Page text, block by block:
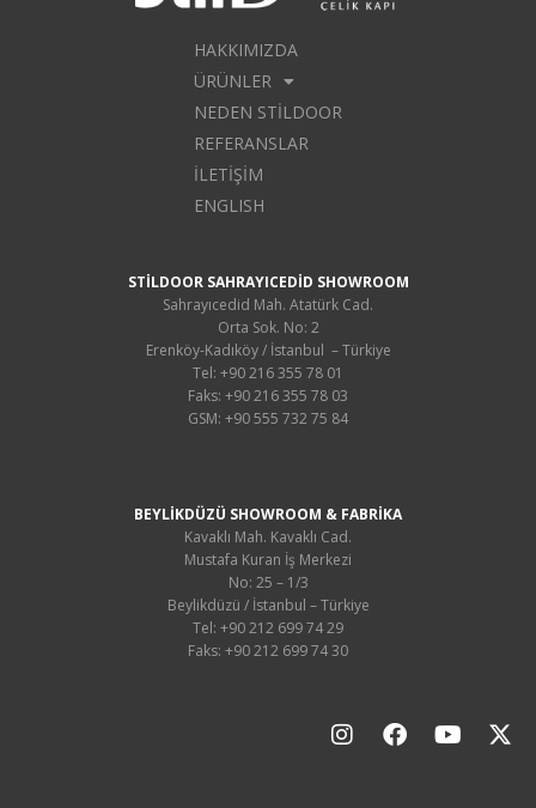
HAKKIMIZDA
ÜRÜNLER
NEDEN STILDOOR
REFERANSLAR
İLETIŞIM
ENGLISH
STİLDOOR SAHRAYICEDİD SHOWROOM
Sahrayıcedid Mah. Atatürk Cad.
Orta Sok. No: 2
Erenköy-Kadıköy / İstanbul – Türkiye
Tel: +90 216 355 78 01
Faks: +90 216 355 78 03
GSM: +90 555 732 75 84
BEYLİKDÜZÜ SHOWROOM & FABRİKA
Kavaklı Mah. Kavaklı Cad.
Mustafa Kuran İş Merkezi
No: 25 – 1/3
Beylikdüzü / İstanbul – Türkiye
Tel: +90 212 699 74 29
Faks: +90 212 699 74 30